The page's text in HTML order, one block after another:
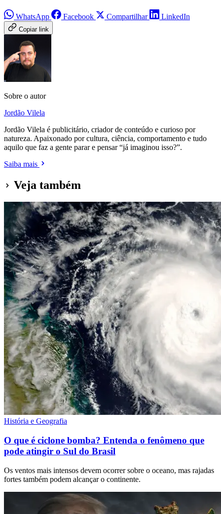
WhatsApp Facebook Compartilhar LinkedIn
Copiar link
Sobre o autor
Jordão Vilela
Jordão Vilela é publicitário, criador de conteúdo e curioso por
natureza. Apaixonado por cultura, ciência, comportamento e tudo
aquilo que faz a gente parar e pensar “já imaginou isso?”.
Saiba mais
Veja também
História e Geografia
O que é ciclone bomba? Entenda o fenômeno que
pode atingir o Sul do Brasil
Os ventos mais intensos devem ocorrer sobre o oceano, mas rajadas
fortes também podem alcançar o continente.